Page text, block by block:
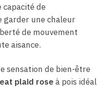
capacité de
une chaleur
de mouvement
aisance.
sensation de bien-être
plaid roseà pois idéal